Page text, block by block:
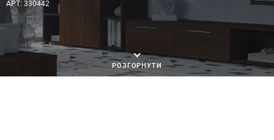
АРТ: 330442
РОЗГОРНУТИ